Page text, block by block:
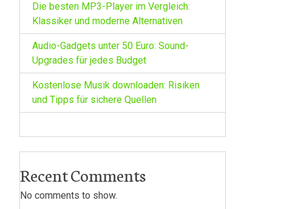
Die besten MP3-Player im Vergleich:
Klassiker und moderne Alternativen
Audio-Gadgets unter 50 Euro: Sound-
Upgrades für jedes Budget
Kostenlose Musik downloaden: Risiken
und Tipps für sichere Quellen
Recent Comments
No comments to show.